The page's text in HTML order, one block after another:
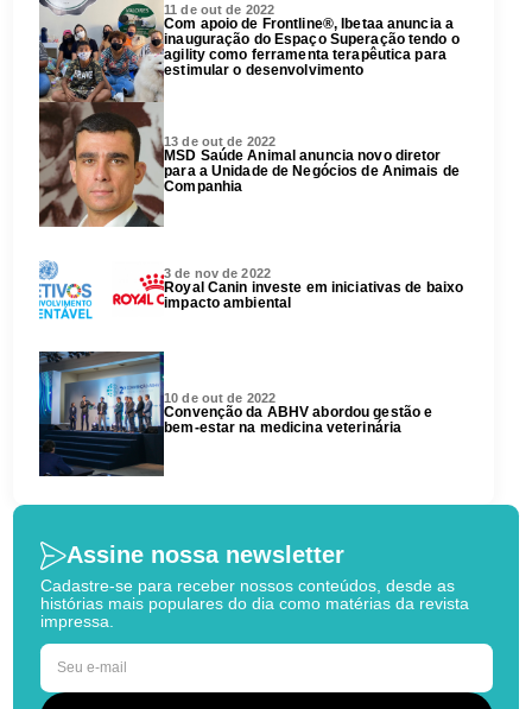
11 de out de 2022
Com apoio de Frontline®, Ibetaa anuncia a
inauguração do Espaço Superação tendo o
agility como ferramenta terapêutica para
estimular o desenvolvimento
13 de out de 2022
MSD Saúde Animal anuncia novo diretor
para a Unidade de Negócios de Animais de
Companhia
3 de nov de 2022
Royal Canin investe em iniciativas de baixo
impacto ambiental
10 de out de 2022
Convenção da ABHV abordou gestão e
bem-estar na medicina veterinária
Assine nossa newsletter
Cadastre-se para receber nossos conteúdos, desde as
histórias mais populares do dia como matérias da revista
impressa.